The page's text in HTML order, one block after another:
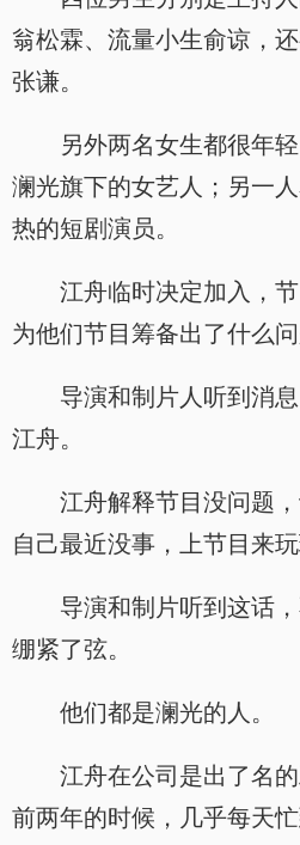
翁松霖、流量小生俞谅，
张谦。
另外两名女生都很年
澜光旗下的女艺人；另一
热的短剧演员。
江舟临时决定加入，
为他们节目筹备出了什么问
导演和制片人听到消
江舟。
江舟解释节目没问题
自己最近没事，上节目来玩
导演和制片听到这话
绷紧了弦。
他们都是澜光的人。
江舟在公司是出了名
前两年的时候，几乎每天